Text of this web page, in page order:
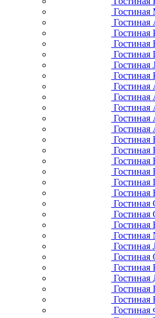
Гостиная
Гостиная
Гостиная
Гостиная
Гостиная
Гостиная
Гостиная
Гостиная
Гостиная
Гостиная
Гостиная
Гостиная
Гостиная
Гостиная
Гостиная
Гостиная
Гостиная
Гостиная
Гостиная
Гостиная
Гостиная
Гостиная
Гостиная
Гостиная
Гостиная
Гостиная
Гостиная